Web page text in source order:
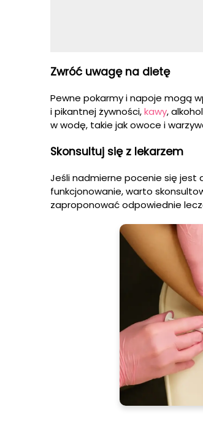
Zwróć uwagę na dietę
Pewne pokarmy i napoje mogą
i pikantnej żywności,kawy,
w wodę, takie jak owoce i
Skonsultuj się z lekarzem
Jeśli nadmierne pocenie się jest
funkcjonowanie, warto
zaproponować odpowiednie